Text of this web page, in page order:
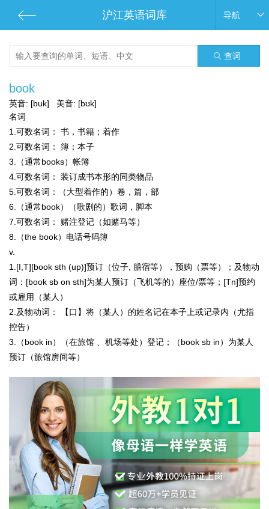
沪江英语词库 导航
查词
book
英音: [buk] 美音: [bʊk]
名词
1. 可数名词：
书，书籍；着作
2. 可数名词：
簿；本子
3.（通常books）帐簿
4. 可数名词：
装订成书本形的同类物品
5. 可数名词：
（大型着作的）卷，篇，部
6.（通常book）（歌剧的）歌词，脚本
7. 可数名词：
赌注登记（如赌马等）
8.（the book）电话号码簿
v.
1.[I,T][book sth (up)]预订（位子, 膳宿等），预购（票等）； 及物动
词： [book sb on sth]为某人预订（飞机等的）座位/票等；[Tn]预约
或雇用（某人）
2. 及物动词：
【口】将（某人）的姓名记在本子上或记录内（尤指
控告）
3.（book in）（在旅馆﹑ 机场等处）登记；（book sb in）为某人
预订（旅馆房间等）